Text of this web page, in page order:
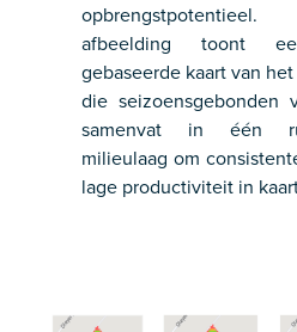
afbeelding toont
gebaseerde kaart van
die seizoensgebonden
samenvat in één
milieulaag om
lage productiviteit in